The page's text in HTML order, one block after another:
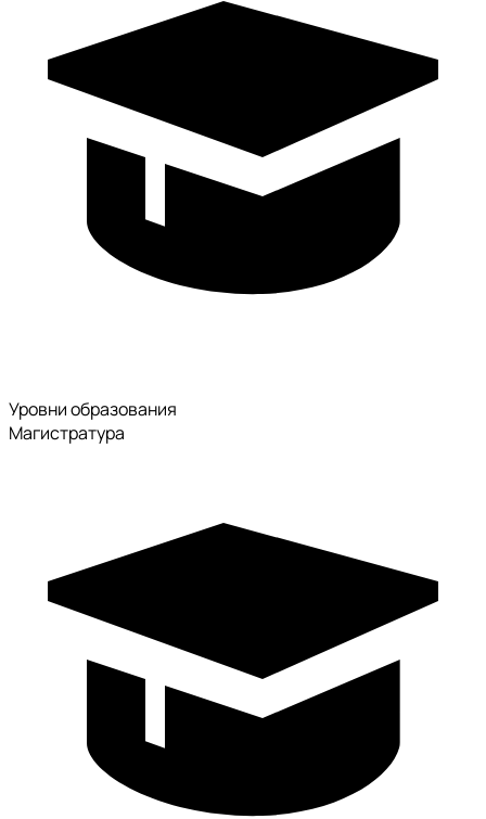
Уровни образования
Магистратура